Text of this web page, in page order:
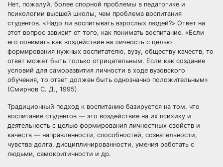
Нет, пожалуй, более спорной проблемы в педагогике и
психологии высшей школы, чем проблема воспитания
студентов. «Надо ли воспитывать взрослых людей?» Ответ на
этот вопрос зависит от того, как понимать воспитание. «Если
его понимать как воздействие на личность с целью
формирования нужных воспитателю, вузу, обществу качеств, то
ответ может быть только отрицательным. Если как создание
условий для саморазвития личности в ходе вузовского
обучения, то ответ должен быть однозначно положительным»
(Смирнов С. Д., 1995).
Традиционный подход к воспитанию базируется на том, что
воспитание студентов — это воздействие на их психику и
деятельность с целью формирования личностных свойств и
качеств — направленности, способностей, сознательности,
чувства долга, дисциплинированности, умения работать с
людьми, самокритичности и др.